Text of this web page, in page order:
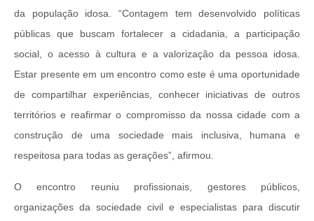
da população idosa. “Contagem tem desenvolvido políticas
públicas que buscam fortalecer a cidadania, a participação
social, o acesso à cultura e a valorização da pessoa idosa.
Estar presente em um encontro como este é uma oportunidade
de compartilhar experiências, conhecer iniciativas de outros
territórios e reafirmar o compromisso da nossa cidade com a
construção de uma sociedade mais inclusiva, humana e
respeitosa para todas as gerações”, afirmou.
O encontro reuniu profissionais, gestores públicos,
organizações da sociedade civil e especialistas para discutir